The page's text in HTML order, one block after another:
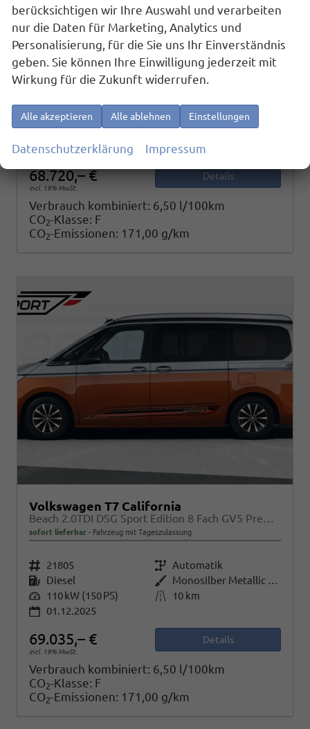
Volkswagen T7 California
Beach 2.0TDI DSG GV5 High+
sofort lieferbar Fahrzeug mit Tageszulassung
KraftstoffDiesel Außenfarbe
Leistung110 kW (150 PS) Kilometerstand10 km
01.09.2025
68.720,– €
incl. 19% MwSt.
Details
Verbrauch kombiniert: 6,50 l/100km
CO2-Klasse: F
CO2-Emissionen: 171,00 g/km
Volkswagen T7 California
Beach 2.0TDI DSG Sport Edition 8 Fach GV5 Premium+
sofort lieferbar Fahrzeug mit Tageszulassung
Fahrzeugnr. 21805 Getriebe Automatik
Kraftstoff Diesel Außenfarbe
Monosilber Metallic / Energetic Orange Metallic
Leistung 110 kW (150 PS) Kilometerstand
10 km
01.12.2025
69.035,– €
incl. 19% MwSt.
Details
Verbrauch kombiniert: 6,50 l/100km
CO2-Klasse: F
CO2-Emissionen: 171,00 g/km
berücksichtigen wir Ihre Auswahl und verarbeiten
nur die Daten für Marketing, Analytics und
Personalisierung, für die Sie uns Ihr Einverständnis
geben. Sie können Ihre Einwilligung jederzeit mit
Wirkung für die Zukunft widerrufen.
Alle akzeptieren Alle ablehnen Einstellungen
Datenschutzerklärung Impressum